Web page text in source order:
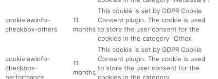
cookielawinfo-
checkbox-others
11
months
This cookie is set by GDPR Cookie
Consent plugin. The cookie is used
to store the user consent for the
cookies in the category "Other.
cookielawinfo-
checkbox-
performance
11
months
This cookie is set by GDPR Cookie
Consent plugin. The cookie is used
to store the user consent for the
cookies in the category